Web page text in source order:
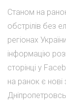
Станом на
обстрілів без
регіонах
інформацію
сторінці у
на ранок є нові